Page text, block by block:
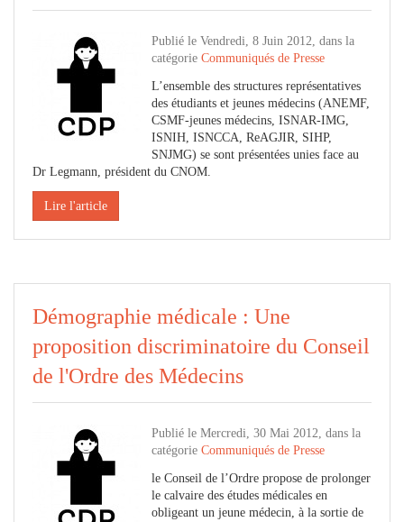
Publié le Vendredi, 8 Juin 2012, dans la
catégorie Communiqués de Presse
L’ensemble des structures représentatives
des étudiants et jeunes médecins (ANEMF,
CSMF-jeunes médecins, ISNAR-IMG,
ISNIH, ISNCCA, ReAGJIR, SIHP,
SNJMG) se sont présentées unies face au
Dr Legmann, président du CNOM.
Lire l'article
Démographie médicale : Une
proposition discriminatoire du Conseil
de l'Ordre des Médecins
Publié le Mercredi, 30 Mai 2012, dans la
catégorie Communiqués de Presse
le Conseil de l’Ordre propose de prolonger
le calvaire des études médicales en
obligeant un jeune médecin, à la sortie de